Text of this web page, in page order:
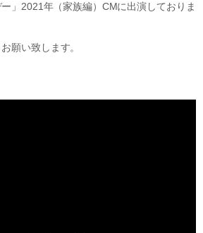
ー」2021年（家族編）CMに出演しておりま
願い致します。